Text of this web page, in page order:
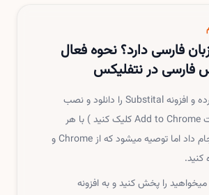
فارسی دارد؟ نحوه فعال
فارسی در نتفلیکس
ابتدا مرورگر را باز کرده و افزونه Substital را دانلود و نصب
کنید. ( سمت راست Add to Chrome کلیک کنید ) با هر
مرورگری میتوان انجام داد اما توصیه میشود که از Chrome و
را پخش کنید و به افزونه